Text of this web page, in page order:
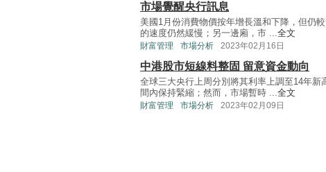
市場覺醒央行訊息
美國1月份消費物價按年增長溫和下降，但仍
的速度仍然緩慢；另一邊廂，市 ...全文
財富管理 市場分析 2023年02月16日
中港股市短線料整固 留意資金動向
全球三大央行上周分別將其利率上調至14年
間內保持緊縮；然而，市場暫時 ...全文
財富管理 市場分析 2023年02月09日